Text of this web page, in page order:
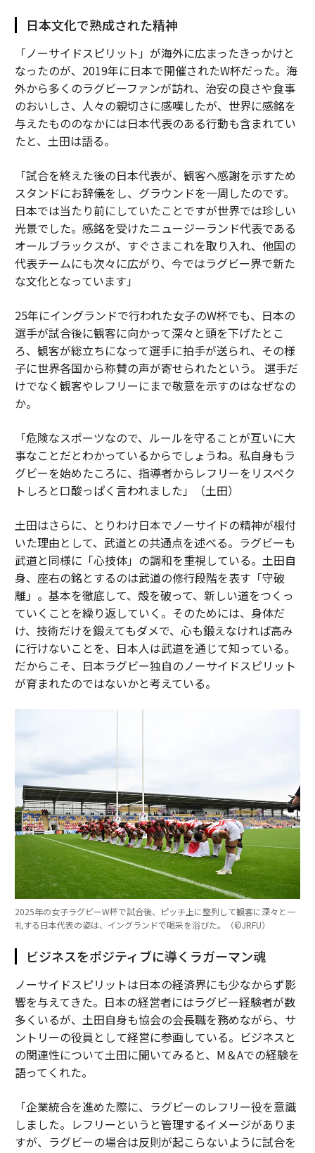
日本文化で熟成された精神
「ノーサイドスピリット」が海外に広まったきっかけと
なったのが、2019年に日本で開催されたW杯だった。海
外から多くのラグビーファンが訪れ、治安の良さや食事
のおいしさ、人々の親切さに感嘆したが、世界に感銘を
与えたもののなかには日本代表のある行動も含まれてい
たと、土田は語る。
「試合を終えた後の日本代表が、観客へ感謝を示すため
スタンドにお辞儀をし、グラウンドを一周したのです。
日本では当たり前にしていたことですが世界では珍しい
光景でした。感銘を受けたニュージーランド代表である
オールブラックスが、すぐさまこれを取り入れ、他国の
代表チームにも次々に広がり、今ではラグビー界で新た
な文化となっています」
25年にイングランドで行われた女子のW杯でも、日本の
選手が試合後に観客に向かって深々と頭を下げたとこ
ろ、観客が総立ちになって選手に拍手が送られ、その様
子に世界各国から称賛の声が寄せられたという。 選手だ
けでなく観客やレフリーにまで敬意を示すのはなぜなの
か。
「危険なスポーツなので、ルールを守ることが互いに大
事なことだとわかっているからでしょうね。私自身もラ
グビーを始めたころに、指導者からレフリーをリスペク
トしろと口酸っぱく言われました」（土田）
土田はさらに、とりわけ日本でノーサイドの精神が根付
いた理由として、武道との共通点を述べる。ラグビーも
武道と同様に「心技体」の調和を重視している。土田自
身、座右の銘とするのは武道の修行段階を表す「守破
離」。基本を徹底して、殻を破って、新しい道をつくっ
ていくことを繰り返していく。そのためには、身体だ
け、技術だけを鍛えてもダメで、心も鍛えなければ高み
に行けないことを、日本人は武道を通じて知っている。
だからこそ、日本ラグビー独自のノーサイドスピリット
が育まれたのではないかと考えている。
2025年の女子ラグビーW杯で試合後、ピッチ上に整列して観客に深々と一
礼する日本代表の姿は、イングランドで喝采を浴びた。（©︎JRFU）
ビジネスをポジティブに導くラガーマン魂
ノーサイドスピリットは日本の経済界にも少なからず影
響を与えてきた。日本の経営者にはラグビー経験者が数
多くいるが、土田自身も協会の会長職を務めながら、サ
ントリーの役員として経営に参画している。ビジネスと
の関連性について土田に聞いてみると、M＆Aでの経験を
語ってくれた。
「企業統合を進めた際に、ラグビーのレフリー役を意識
しました。レフリーというと管理するイメージがありま
すが、ラグビーの場合は反則が起こらないように試合を